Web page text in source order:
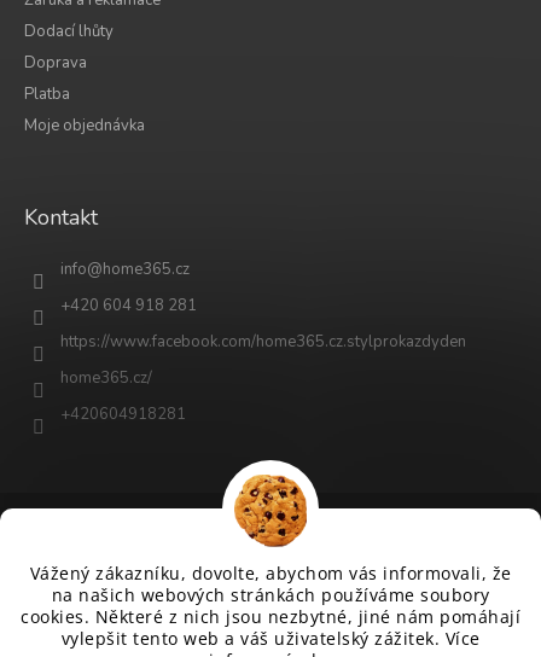
Vážený zákazníku, dovolte, abychom vás informovali, že
na našich webových stránkách používáme soubory
cookies. Některé z nich jsou nezbytné, jiné nám pomáhají
vylepšit tento web a váš uživatelský zážitek. Více
Dodací lhůty
Doprava
Platba
Moje objednávka
Kontakt
info@home365.cz
+420 604 918 281
https://www.facebook.com/home365.cz.stylprokazdyden
home365.cz/
+420604918281
Vytvořil Shoptet
Copyright 2026www.home365.cz. Všechna práva vyhrazena.
Upravit nastavení cookies